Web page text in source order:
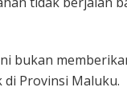
bukan
Provinsi Maluku.